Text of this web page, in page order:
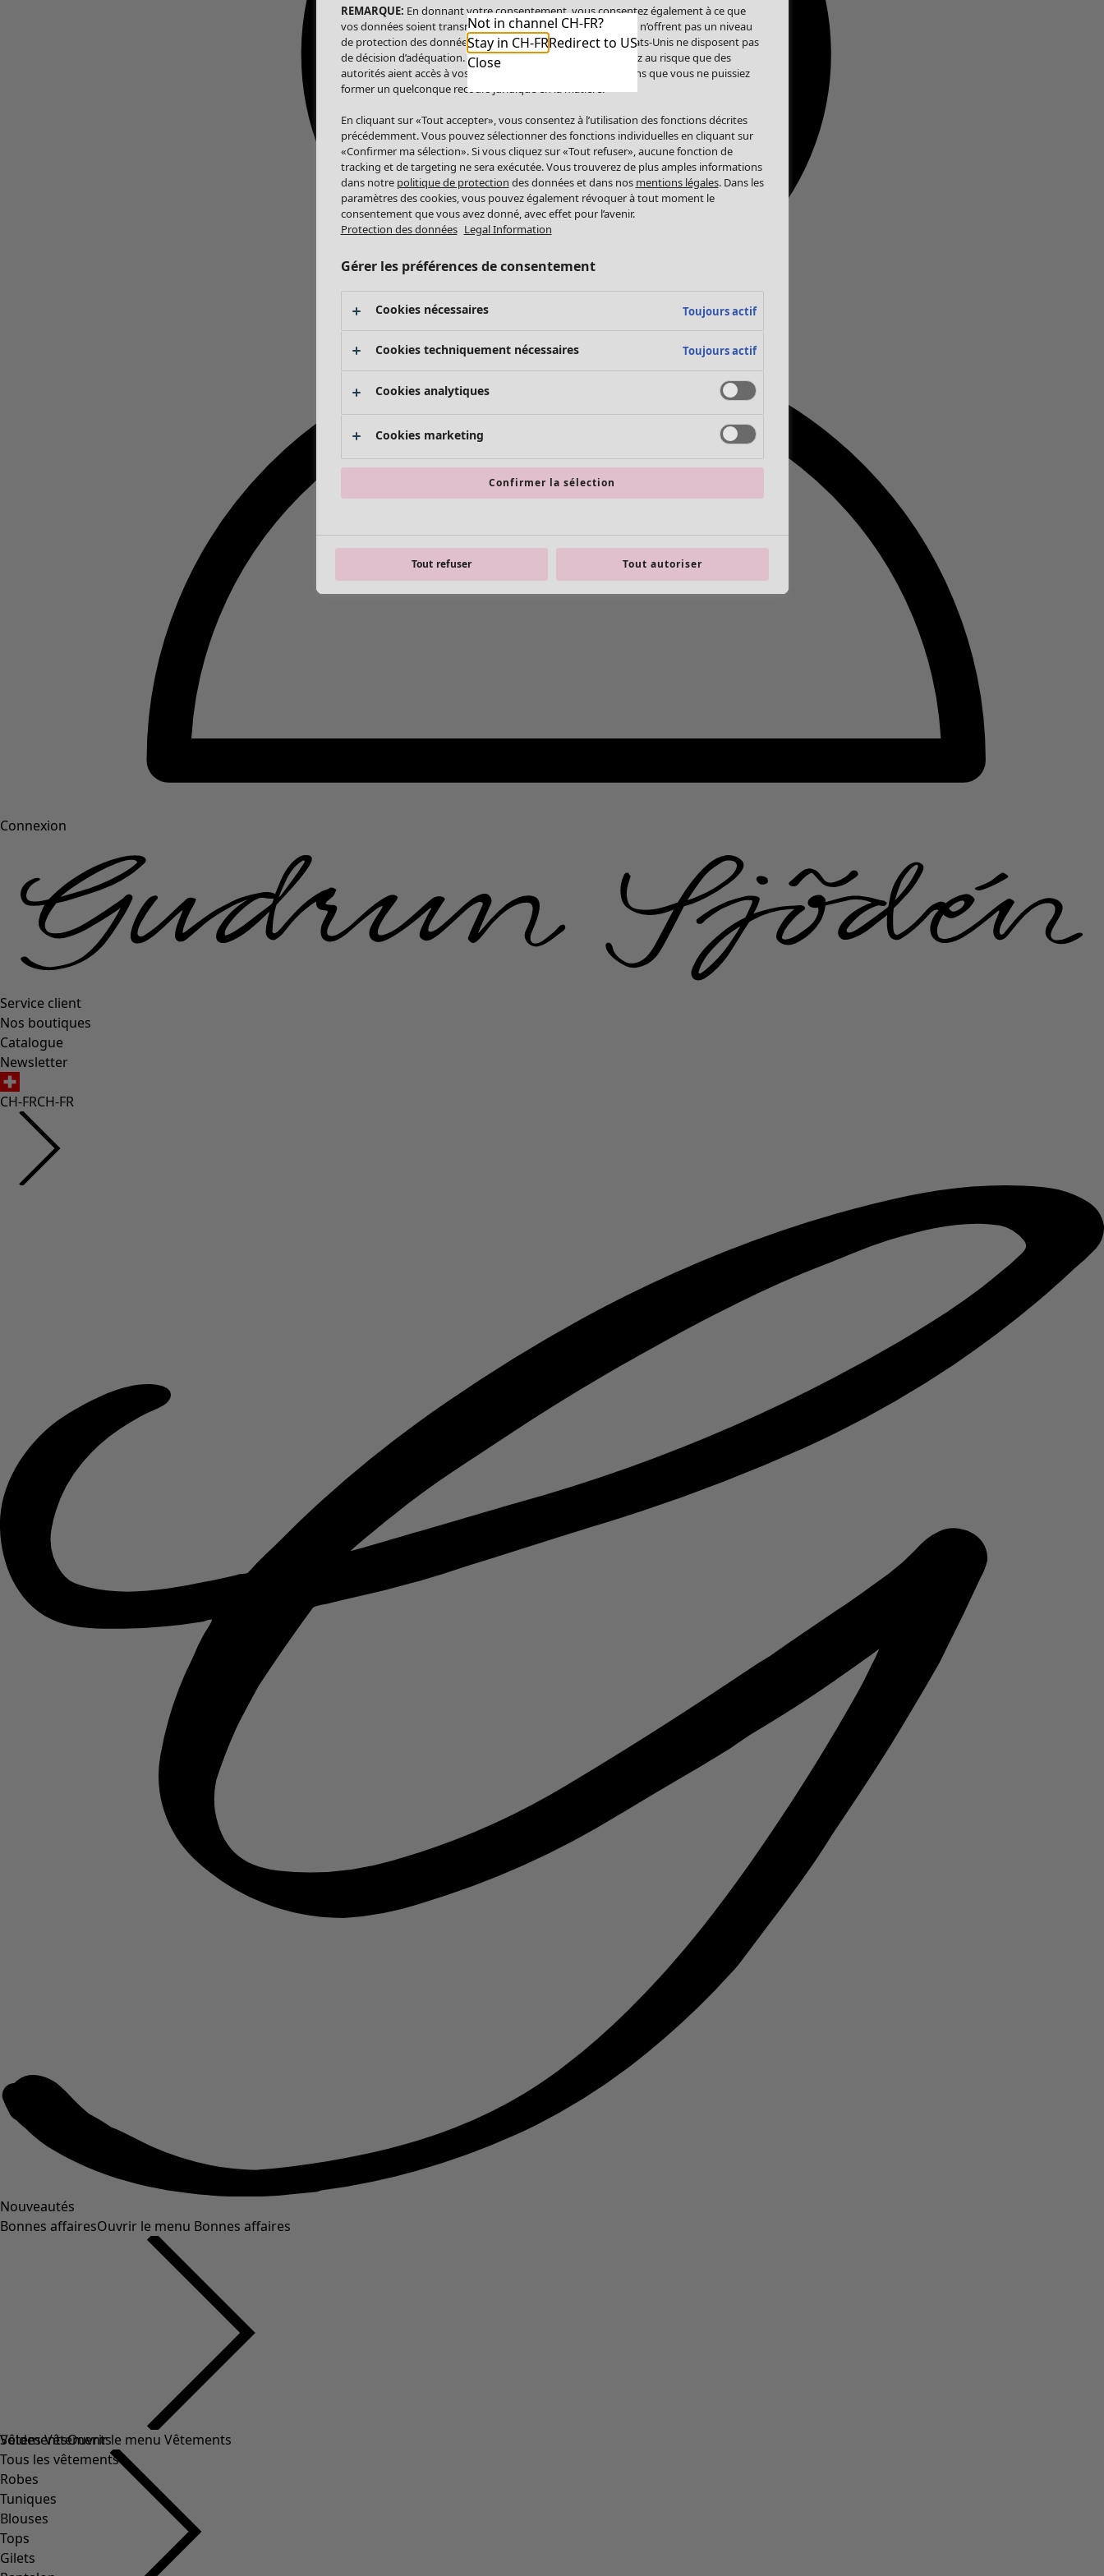
Connexion
Service client
Nos boutiques
Catalogue
Newsletter
CH-FRCH-FR
Nouveautés
Bonnes affairesOuvrir le menu Bonnes affaires
Soldes Vêtements
Tous les vêtements
Robes
Tuniques
Blouses
Tops
Gilets
VêtementsOuvrir le menu Vêtements
Not in channel CH-FR?
Stay in CH-FRRedirect to US
Close
REMARQUE: En donnant votre consentement, vous consentez également à ce que
vos données soient transmises aux États-Unis. Les États-Unis n’offrent pas un niveau
de protection des données comparable à celui de l’UE. Les États-Unis ne disposent pas
de décision d’adéquation. Par conséquent, vous vous exposez au risque que des
autorités aient accès à vos données à caractère personnel sans que vous ne puissiez
former un quelconque recours juridique en la matière.
En cliquant sur «Tout accepter», vous consentez à l’utilisation des fonctions décrites
précédemment. Vous pouvez sélectionner des fonctions individuelles en cliquant sur
«Confirmer ma sélection». Si vous cliquez sur «Tout refuser», aucune fonction de
tracking et de targeting ne sera exécutée. Vous trouverez de plus amples informations
dans notre politique de protection des données et dans nos mentions légales. Dans les
paramètres des cookies, vous pouvez également révoquer à tout moment le
consentement que vous avez donné, avec effet pour l’avenir.
Protection des données Legal Information
Gérer les préférences de consentement
Cookies nécessaires Toujours actif
Cookies techniquement nécessaires Toujours actif
Cookies analytiques
Cookies marketing
Confirmer la sélection
Tout refuser Tout autoriser